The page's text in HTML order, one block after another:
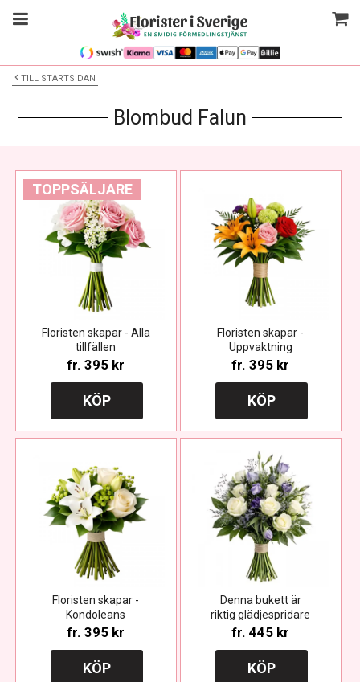
TILL STARTSIDAN
Blombud Falun
TOPPSÄLJARE
Floristen skapar - Alla
tillfällen
fr. 395 kr
KÖP
Floristen skapar -
Uppvaktning
fr. 395 kr
KÖP
Floristen skapar -
Kondoleans
fr. 395 kr
KÖP
Denna bukett är
riktig glädjespridare
fr. 445 kr
KÖP